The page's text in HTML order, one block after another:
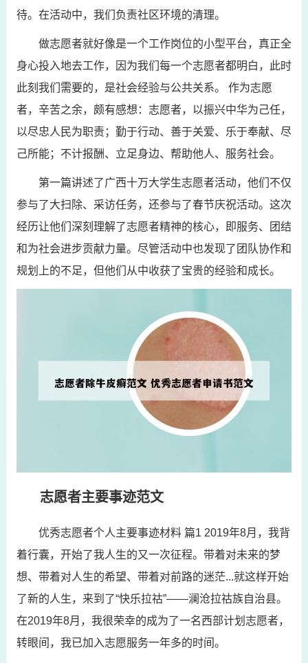
待。在活动中，我们负责社区环境的清理。
做志愿者就好像是一个工作岗位的小型平台，真正全
身心投入地去工作，因为我们每一个志愿者都明白，此时
此刻我们需要的，是社会经验与公共关系。 作为志愿
者，辛苦之余，颇有感想：志愿者，以振兴中华为己任，
以尽忠人民为职责；勤于行动、善于关爱、乐于奉献、尽
己所能；不计报酬、立足身边、帮助他人、服务社会。
第一篇讲述了广西十万大学生志愿者活动，他们不仅
参与了大扫除、采访任务，还参与了春节庆祝活动。这次
经历让他们深刻理解了志愿者精神的核心，即服务、团结
和为社会进步贡献力量。尽管活动中也发现了团队协作和
规划上的不足，但他们从中收获了宝贵的经验和成长。
志愿者主要事迹范文
优秀志愿者个人主要事迹材料 篇1 2019年8月，我背
着行囊，开始了我人生的又一次征程。带着对未来的梦
想、带着对人生的希望、带着对前路的迷茫...就这样开始
了新的人生，来到了“快乐拉祜”——澜沧拉祜族自治县。
在2019年8月，我很荣幸的成为了一名西部计划志愿者，
转眼间，我已加入志愿服务一年多的时间。